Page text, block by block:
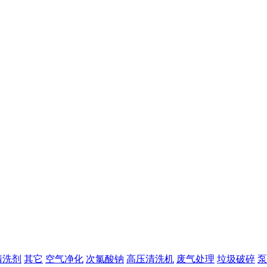
剂 其它 空气净化 次氯酸钠 高压清洗机 废气处理 垃圾破碎 泵